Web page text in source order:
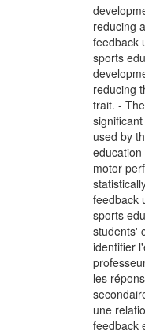
reducing
feedback
sports
reducing
trait. -
used by
motor
feedback
sports
students'
identifier
les
une
feedback